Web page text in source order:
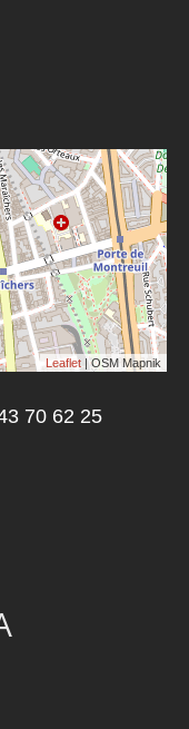
Leaflet | OSM Mapnik
70 62 25